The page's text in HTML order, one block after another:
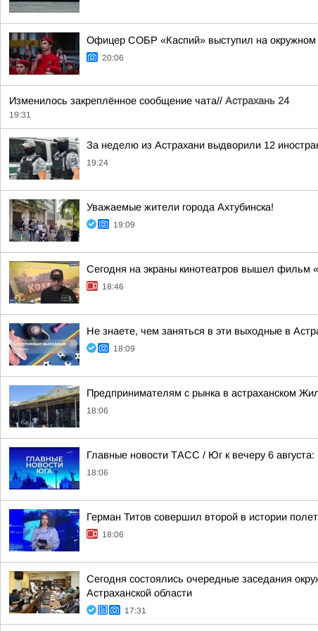
Офицер СОБР «Каспий» выступил на
20:06
Изменилось закреплённое сообщение чата// Астрахань 24
19:31
За неделю из Астрахани выдворили 12
19:24
Уважаемые жители города Ахтубинска!
19:09
Сегодня на экраны кинотеатров вышел фильм
18:46
Не знаете, чем заняться в эти выходные в
18:09
Предпринимателям с рынка в астраханском
18:06
Главные новости ТАСС / Юг к вечеру 6 августа:
18:06
Герман Титов совершил второй в истории
18:06
Сегодня состоялись очередные заседания
Астраханской области
17:31